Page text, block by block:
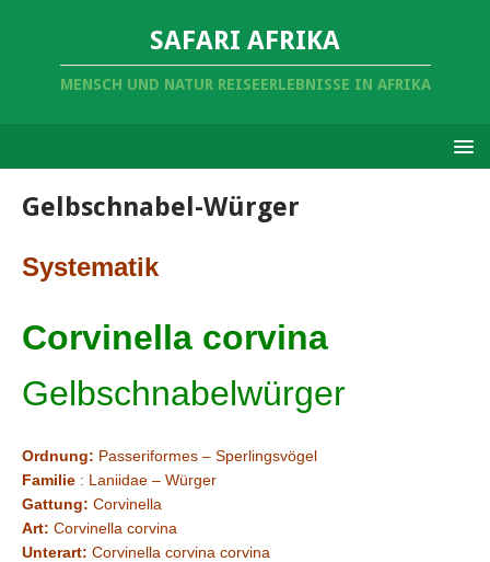
SAFARI AFRIKA
MENSCH UND NATUR REISEERLEBNISSE IN AFRIKA
Gelbschnabel-Würger
Systematik
Corvinella corvina
Gelbschnabelwürger
Ordnung: Passeriformes – Sperlingsvögel
Familie : Laniidae – Würger
Gattung: Corvinella
Art: Corvinella corvina
Unterart: Corvinella corvina corvina